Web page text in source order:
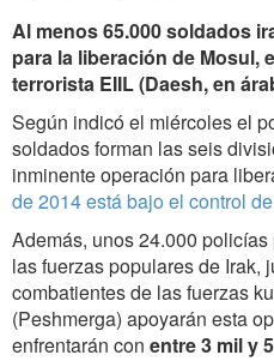
Al menos 65.000 soldados
para la liberación de Mosul,
terrorista EIIL (Daesh, en
Según indicó el miércoles el
soldados forman las seis
inminente operación para
de 2014 está bajo el control
Además, unos 24.000
las fuerzas populares de Irak,
combatientes de las fuerzas
(Peshmerga) apoyarán esta
enfrentarán con entre 3 mil y